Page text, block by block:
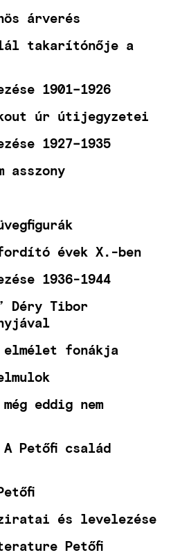
árverés
takarítónője a
1901–1926
úr útijegyzetei
1927–1935
asszony
évek X.-ben
1936-1944
Déry Tibor
elmélet fonákja
eddig nem
Petőfi család
és levelezése
Petőfi